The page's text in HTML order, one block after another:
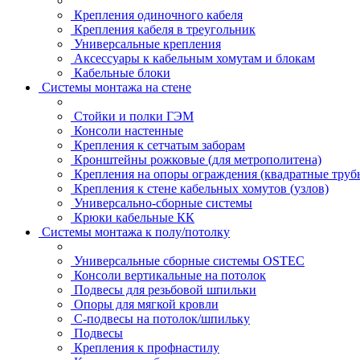
Крепления одиночного кабеля
Крепления кабеля в треугольник
Универсальные крепления
Аксессуары к кабельным хомутам и блокам
Кабельные блоки
Системы монтажа на стене
Стойки и полки ГЭМ
Консоли настенные
Крепления к сетчатым заборам
Кронштейны рожковые (для метрополитена)
Крепления на опоры ограждения (квадратные
Крепления к стене кабельных хомутов (узлов)
Универсально-сборные системы
Крюки кабельные КК
Системы монтажа к полу/потолку
Универсальные сборные системы OSTEC
Консоли вертикальные на потолок
Подвесы для резьбовой шпильки
Опоры для мягкой кровли
С-подвесы на потолок/шпильку
Подвесы
Крепления к профнастилу